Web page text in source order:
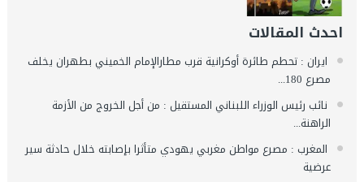
احدث المقالات
ايران : تحطم طائرة أوكرانية قرب مطارالإمام الخميني بطهران يخلف
مصرع 180...
نائب رئيس الوزراء اللبناني المستقيل : من أجل الخروج من الأزمة
الراهنة...
المغرب : مصرع مواطن مغربي يهودي متأثرا بإصابته خلال حادثة سير
عرضية